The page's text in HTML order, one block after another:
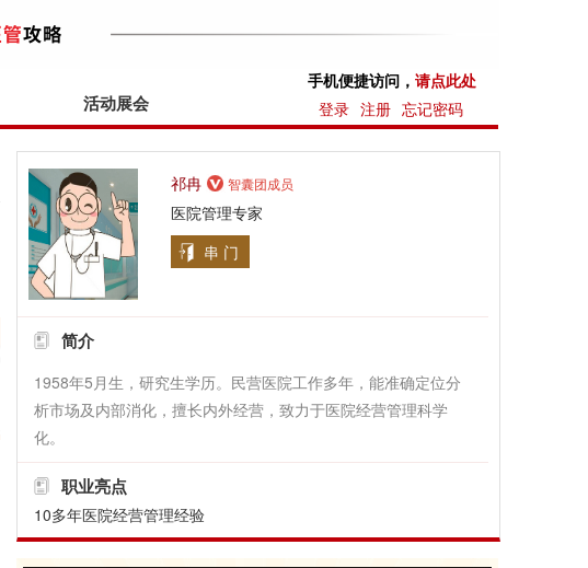
活动展会
手机便捷访问， 请点此处
登录 注册 忘记密码
祁冉 智囊团成员
医院管理专家
串 门
简介
1958年5月生，研究生学历。民营医院工作多年，能准确定位分
析市场及内部消化，擅长内外经营，致力于医院经营管理科学
化。
职业亮点
10多年医院经营管理经验